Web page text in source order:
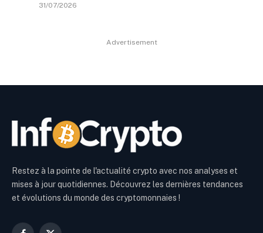
31/07/2026
Advertisement
Restez à la pointe de l'actualité crypto avec nos analyses et
mises à jour quotidiennes. Découvrez les dernières tendances
et évolutions du monde des cryptomonnaies !